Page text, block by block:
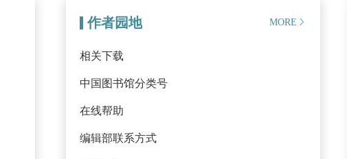
作者园地 MORE
相关下载
中国图书馆分类号
在线帮助
编辑部联系方式